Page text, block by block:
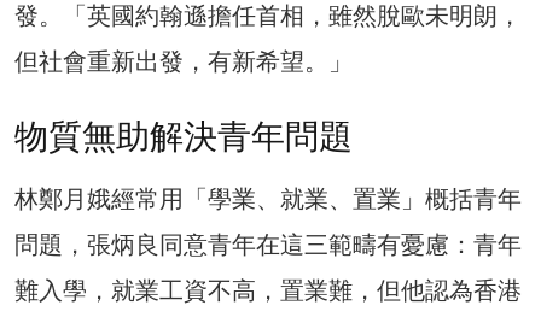
發。「英國約翰遜擔任首相，雖然脫歐未明朗，
但社會重新出發，有新希望。」
物質無助解決青年問題
林鄭月娥經常用「學業、就業、置業」概括青年
問題，張炳良同意青年在這三範疇有憂慮：青年
難入學，就業工資不高，置業難，但他認為香港